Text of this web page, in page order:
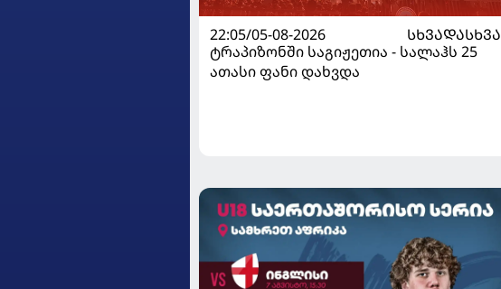
22:05/05-08-2026
ᲡᲮᲕᲐᲓᲐᲡᲮᲕᲐ
ტრაპიზონში საგიჟეთია - სალაჰს 25
ათასი ფანი დახვდა